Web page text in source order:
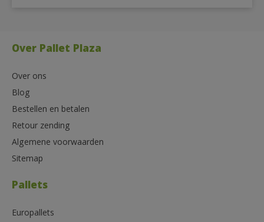
Over Pallet Plaza
Over ons
Blog
Bestellen en betalen
Retour zending
Algemene voorwaarden
Sitemap
Pallets
Europallets